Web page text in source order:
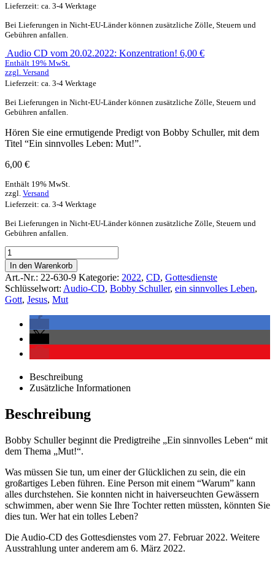
Lieferzeit: ca. 3-4 Werktage
Bei Lieferungen in Nicht-EU-Länder können zusätzliche Zölle, Steuern und
Gebühren anfallen.
Audio CD vom 20.02.2022: Konzentration! 6,00 €
Enthält 19% MwSt.
zzgl. Versand
Lieferzeit: ca. 3-4 Werktage
Bei Lieferungen in Nicht-EU-Länder können zusätzliche Zölle, Steuern und
Gebühren anfallen.
Hören Sie eine ermutigende Predigt von Bobby Schuller, mit dem
Titel “Ein sinnvolles Leben: Mut!”.
6,00 €
Enthält 19% MwSt.
zzgl. Versand
Lieferzeit: ca. 3-4 Werktage
Bei Lieferungen in Nicht-EU-Länder können zusätzliche Zölle, Steuern und
Gebühren anfallen.
In den Warenkorb
Art.-Nr.: 22-630-9 Kategorie: 2022, CD, Gottesdienste
Schlüsselwort: Audio-CD, Bobby Schuller, ein sinnvolles Leben,
Gott, Jesus, Mut
Beschreibung
Zusätzliche Informationen
Beschreibung
Bobby Schuller beginnt die Predigtreihe „Ein sinnvolles Leben“ mit
dem Thema „Mut!“.
Was müssen Sie tun, um einer der Glücklichen zu sein, die ein
großartiges Leben führen. Eine Person mit einem “Warum” kann
alles durchstehen. Sie konnten nicht in haiverseuchten Gewässern
schwimmen, aber wenn Sie Ihre Tochter retten müssten, könnten Sie
dies tun. Wer hat ein tolles Leben?
Die Audio-CD des Gottesdienstes vom 27. Februar 2022. Weitere
Ausstrahlung unter anderem am 6. März 2022.